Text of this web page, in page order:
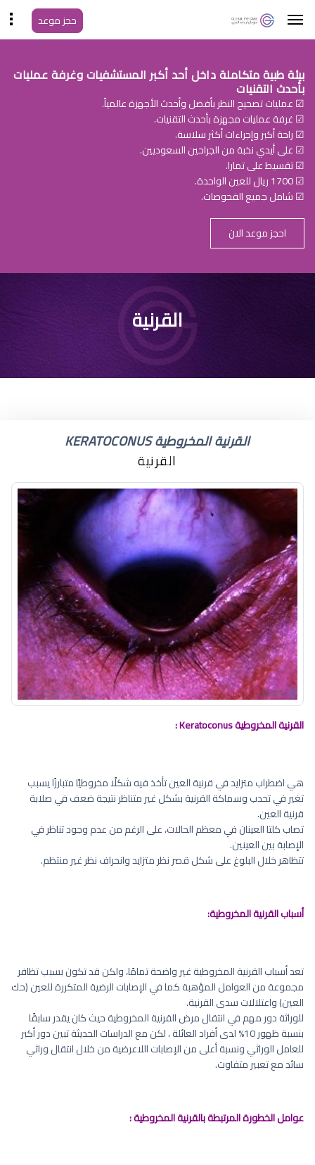
حجز موعد
بيئة طبية متكاملة داخل أحد أكبر المستشفيات وغرفة عمليات
بأحدث التقنيات
☑ عمليات تصحيح النظر بأفضل وأحدث الأجهزة عالمياً.
☑ غرفة عمليات مجهزة بأحدث التقنيات.
☑ راحة أكبر وإجراءات أكثر سلاسة.
☑ على أيدي نخبة من الجراحين السعوديين.
☑ تقسيط على تمارا.
☑ 1700 ريال للعين الواحدة.
☑ شامل جميع الفحوصات.
احجز موعد الان
القرنية
القرنية المخروطية KERATOCONUS
القرنية
القرنية المخروطية :
هي اضطراب متزايد في قرنية العين تأخذ فيه شكلًا مخروطيًا متبارزًا يسبب
تغير في تحدب وسماكة القرنية بشكل غير متناظر نتيجة ضعف في صلابة
قرنية العين.
تصاب كلتا العينان في معظم الحالات، على الرغم من عدم وجود تناظر في
الإصابة بين العينين.
تتظاهر خلال البلوغ على شكل قصر نظر متزايد وانحراف نظر غير منتظم.
أسباب القرنية المخروطية:
تعد أسباب القرنية المخروطية غير واضحة تمامًا، ولكن قد تكون بسبب تظافر
مجموعة من العوامل المؤهبة كما في الإصابات الرضية المتكررة للعين (حك
العين) واعتلالات سدى القرنية.
للوراثة دور مهم في انتقال مرض القرنية المخروطية حيث كان يقدر سابقًا
بنسبة ظهور 10% لدى أفراد العائلة ، لكن مع الدراسات الحديثة تبين دور أكبر
للعامل الوراثي ونسبة أعلى من الإصابات اللاعرضية من خلال انتقال وراثي
سائد مع تعبير متفاوت.
عوامل الخطورة المرتبطة بالقرنية المخروطية :